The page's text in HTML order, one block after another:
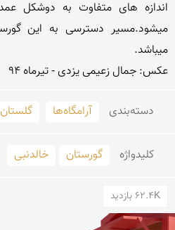
عکس: جمال زعیمی یزدی - تیرماه 94
دسته‌بندی آرامگاه‌ها گلستان
کلید‌واژه گورستان خالدنبی
62.4K بازدید